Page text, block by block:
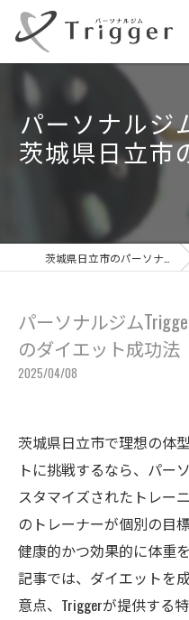
パーソナルジ
茨城県日立市
パーソナルジム
のダイエット成功法
2025/04/08
茨城県日立市で理想の体
トに挑戦するなら、パー
スタマイズされたトレー
のトレーナーが個別の目
健康的かつ効果的に体重
記事では、ダイエットを
意点、Triggerが提供する